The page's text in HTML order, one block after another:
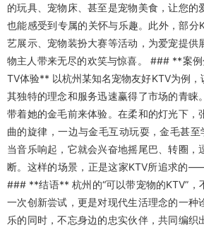
的玩具、宠物床、甚至是宠物美食，让您的
也能感受到专属的关怀与乐趣。此外，部分
艺展示、宠物装扮大赛等活动，为爱宠提供
物主人带来无尽的欢笑与惊喜。 ### **案
TV体验** 以杭州某知名宠物友好KTV为例，
其独特的理念和服务迅速赢得了市场的青睐
带着她的金毛前来体验。在柔和的灯光下，
曲的旋律，一边与金毛互动玩耍，金毛甚
当音乐响起，它就会兴奋地摇尾巴、转圈，
断。这样的场景，正是这家KTV所追求的
### **结语** 杭州的“可以带宠物的KTV”，
一次创新尝试，更是对现代生活理念的一种
乐的同时，不忘身边的忠实伙伴，共同编织